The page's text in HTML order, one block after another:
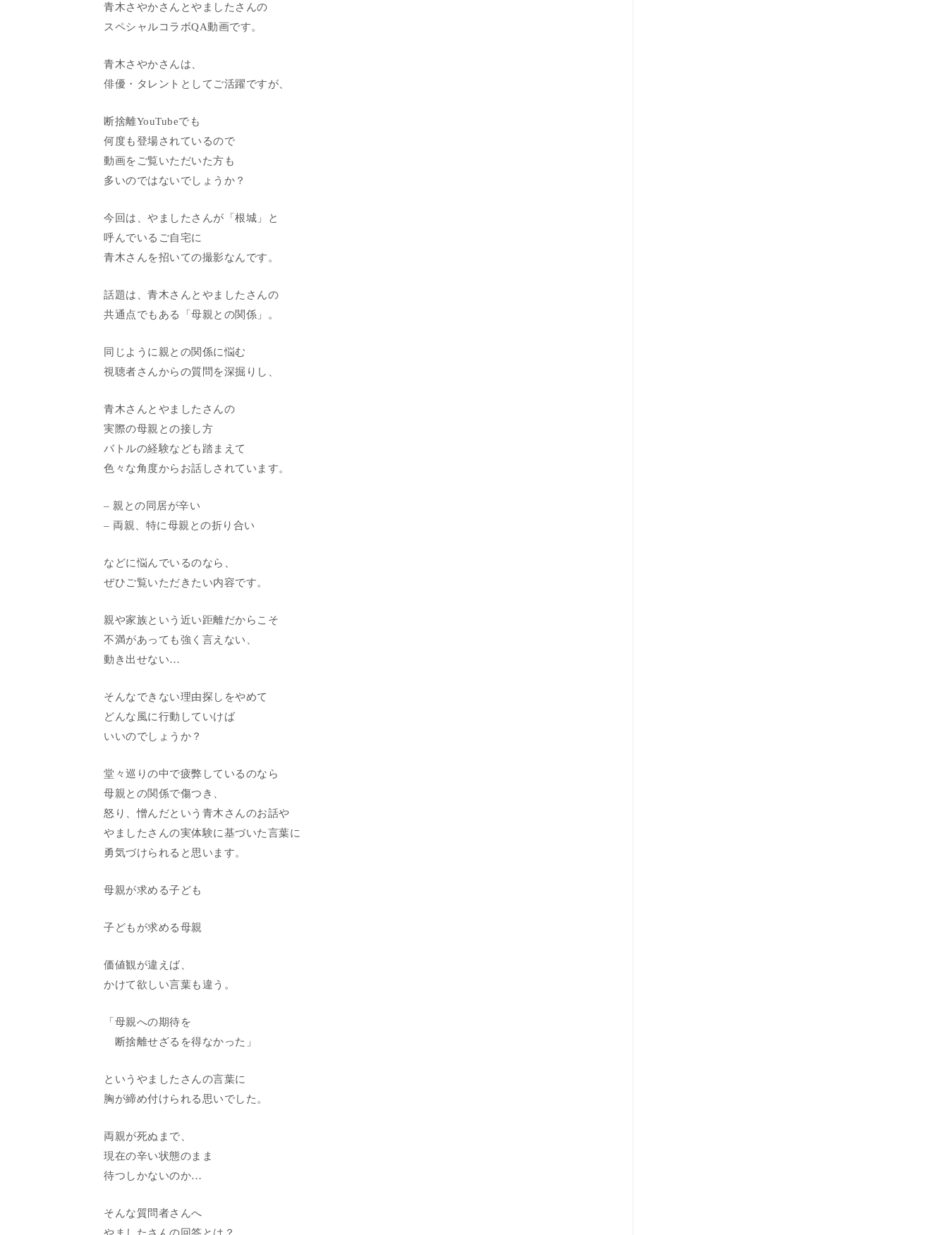
青木さやかさんとやましたさんの
スペシャルコラボQA動画です。
青木さやかさんは、
俳優・タレントとしてご活躍ですが、
断捨離YouTubeでも
何度も登場されているので
動画をご覧いただいた方も
多いのではないでしょうか？
今回は、やましたさんが「根城」と
呼んでいるご自宅に
青木さんを招いての撮影なんです。
話題は、青木さんとやましたさんの
共通点でもある「母親との関係」。
同じように親との関係に悩む
視聴者さんからの質問を深掘りし、
青木さんとやましたさんの
実際の母親との接し方
バトルの経験なども踏まえて
色々な角度からお話しされています。
– 親との同居が辛い
– 両親、特に母親との折り合い
などに悩んでいるのなら、
ぜひご覧いただきたい内容です。
親や家族という近い距離だからこそ
不満があっても強く言えない、
動き出せない…
そんなできない理由探しをやめて
どんな風に行動していけば
いいのでしょうか？
堂々巡りの中で疲弊しているのなら
母親との関係で傷つき、
怒り、憎んだという青木さんのお話や
やましたさんの実体験に基づいた言葉に
勇気づけられると思います。
母親が求める子ども
子どもが求める母親
価値観が違えば、
かけて欲しい言葉も違う。
「母親への期待を
断捨離せざるを得なかった」
というやましたさんの言葉に
胸が締め付けられる思いでした。
両親が死ぬまで、
現在の辛い状態のまま
待つしかないのか…
そんな質問者さんへ
やましたさんの回答とは？